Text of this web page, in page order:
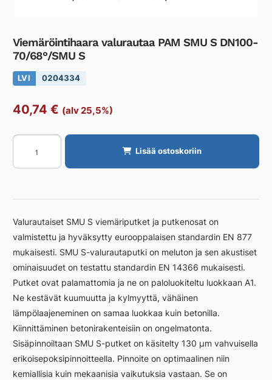
Viemäröintihaara valurautaa PAM SMU S DN100-
70/68°/SMU S
LVI 0204334
40,74 € (alv 25,5%)
Viemäröintihaara
valurautaa
PAM
S
70/68°/SMU
S
määrä
Lisää ostoskoriin
Valurautaiset SMU S viemäriputket ja putkenosat on
valmistettu ja hyväksytty eurooppalaisen standardin EN 877
mukaisesti. SMU S-valurautaputki on meluton ja sen akustiset
ominaisuudet on testattu standardin EN 14366 mukaisesti.
Putket ovat palamattomia ja ne on paloluokiteltu luokkaan A1.
Ne kestävät kuumuutta ja kylmyyttä, vähäinen
lämpölaajeneminen on samaa luokkaa kuin betonilla.
Kiinnittäminen betonirakenteisiin on ongelmatonta.
Sisäpinnoiltaan SMU S-putket on käsitelty 130 µm vahvuisella
erikoisepoksipinnoitteella. Pinnoite on optimaalinen niin
kemiallisia kuin mekaanisia vaikutuksia vastaan. Se on